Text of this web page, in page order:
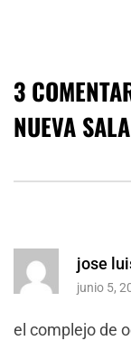
3
NUEVA
jose
junio 5,
el complejo de